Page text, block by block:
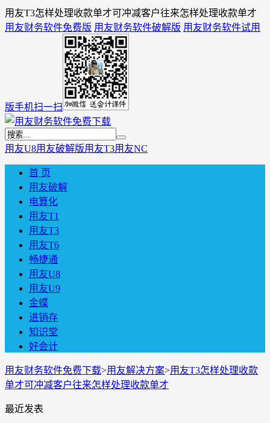
用友T3怎样处理收款单才可冲减客户往来怎样处理收款单才
用友财务软件免费版 用友财务软件破解版 用友财务软件试用
版手机扫一扫
用友U8用友破解版用友T3用友NC
首 页
用友破解
电算化
用友T1
用友T3
用友T6
畅捷通
用友U8
用友U9
金蝶
进销存
知识堂
好会计
用友财务软件免费下载>用友解决方案>用友T3怎样处理收款
单才可冲减客户往来怎样处理收款单才
最近发表